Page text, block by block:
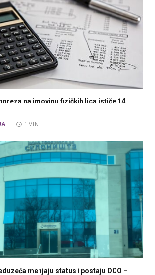
na imovinu fizičkih lica ističe 14.
1 MIN.
menjaju status i postaju DOO –